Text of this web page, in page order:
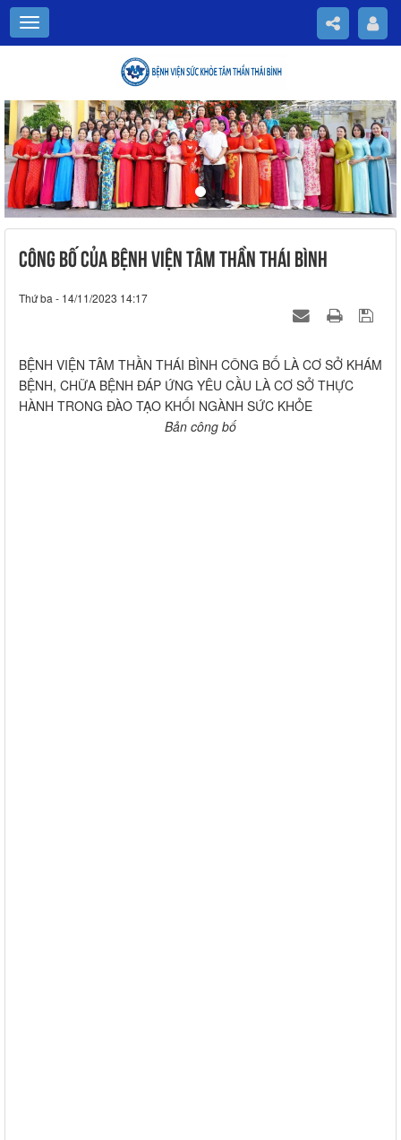
Previous
CÔNG BỐ CỦA BỆNH VIỆN TÂM THẦN THÁI BÌNH
Thứ ba - 14/11/2023 14:17
BỆNH VIỆN TÂM THẦN THÁI BÌNH CÔNG BỐ LÀ CƠ SỞ KHÁM
BỆNH, CHỮA BỆNH ĐÁP ỨNG YÊU CẦU LÀ CƠ SỞ THỰC
HÀNH TRONG ĐÀO TẠO KHỐI NGÀNH SỨC KHỎE
Bản công bố